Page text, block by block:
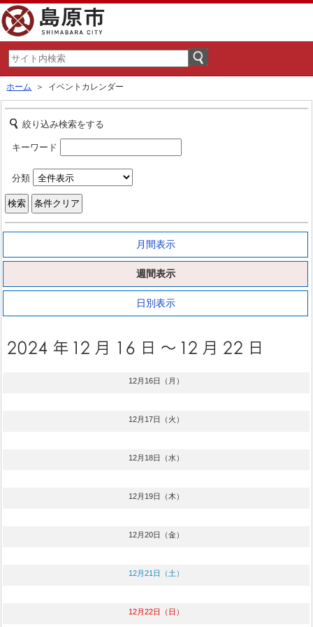
ホーム ＞ イベントカレンダー
絞り込み検索をする
キーワード
分類
月間表示
週間表示
日別表示
12月16日（月）
12月17日（火）
12月18日（水）
12月19日（木）
12月20日（金）
12月21日（土）
12月22日（日）